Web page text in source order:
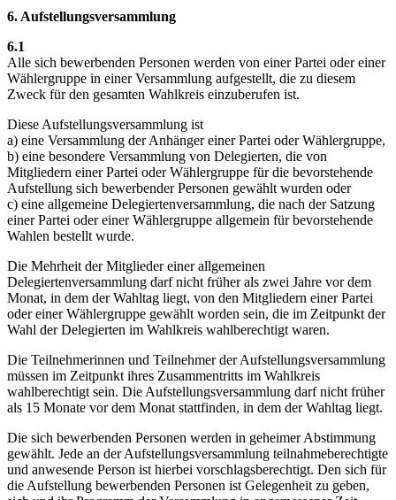
6. Aufstellungsversammlung
6.1
Alle sich bewerbenden Personen werden von einer Partei oder einer
Wählergruppe in einer Versammlung aufgestellt, die zu diesem
Zweck für den gesamten Wahlkreis einzuberufen ist.
Diese Aufstellungsversammlung ist
a) eine Versammlung der Anhänger einer Partei oder Wählergruppe,
b) eine besondere Versammlung von Delegierten, die von
Mitgliedern einer Partei oder Wählergruppe für die bevorstehende
Aufstellung sich bewerbender Personen gewählt wurden oder
c) eine allgemeine Delegiertenversammlung, die nach der Satzung
einer Partei oder einer Wählergruppe allgemein für bevorstehende
Wahlen bestellt wurde.
Die Mehrheit der Mitglieder einer allgemeinen
Delegiertenversammlung darf nicht früher als zwei Jahre vor dem
Monat, in dem der Wahltag liegt, von den Mitgliedern einer Partei
oder einer Wählergruppe gewählt worden sein, die im Zeitpunkt der
Wahl der Delegierten im Wahlkreis wahlberechtigt waren.
Die Teilnehmerinnen und Teilnehmer der Aufstellungsversammlung
müssen im Zeitpunkt ihres Zusammentritts im Wahlkreis
wahlberechtigt sein. Die Aufstellungsversammlung darf nicht früher
als 15 Monate vor dem Monat stattfinden, in dem der Wahltag liegt.
Die sich bewerbenden Personen werden in geheimer Abstimmung
gewählt. Jede an der Aufstellungsversammlung teilnahmeberechtigte
und anwesende Person ist hierbei vorschlagsberechtigt. Den sich für
die Aufstellung bewerbenden Personen ist Gelegenheit zu geben,